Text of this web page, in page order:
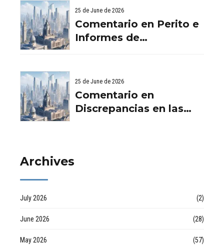
Aurema Group - Grupo
Aurema -
Rehabilitaciones y
Debes Saber
25 de June de 2026
Comentario en Perito e
Informes de
Viviendas: Lo Que
Debes Saber por
empresa de desatascos
25 de June de 2026
Comentario en
Discrepancias en las
Archives
July 2026 (2)
June 2026 (28)
May 2026 (57)